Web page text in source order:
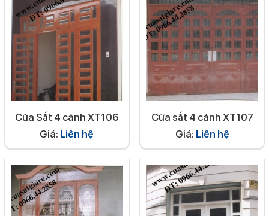
Cửa Sắt 4 cánh XT106
Giá: Liên hệ
Cửa sắt 4 cánh XT107
Giá: Liên hệ